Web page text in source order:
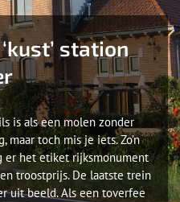
station
is als een molen zonder
maar toch mis je iets. Zo’n
er het etiket rijksmonument
troostprijs. De laatste trein
uit beeld. Als een toverfee